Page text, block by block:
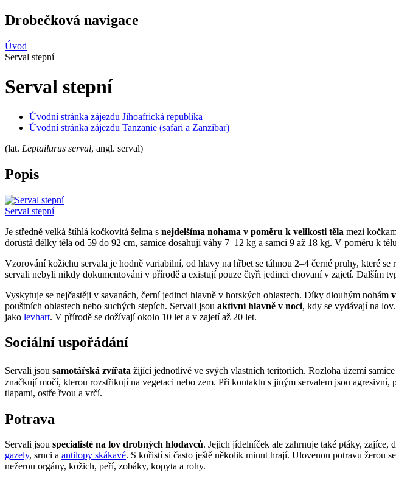
Drobečková navigace
Úvod
Serval stepní
Serval stepní
Úvodní stránka zájezdu Jihoafrická republika
Úvodní stránka zájezdu Tanzanie (safari a Zanzibar)
(lat. Leptailurus serval, angl. serval)
Popis
Serval stepní
Je středně velká štíhlá kočkovitá šelma s nejdelšíma nohama v poměru k velikosti těla mezi
dorůstá délky těla od 59 do 92 cm, samice dosahují váhy 7–12 kg a samci 9 až 18 kg. V poměru k
Vzorování kožichu servala je hodně variabilní, od hlavy na hřbet se táhnou 2–4 černé pruhy, které
servali nebyli nikdy dokumentováni v přírodě a existují pouze čtyři jedinci chovaní v zajetí. Dalším
Vyskytuje se nejčastěji v savanách, černí jedinci hlavně v horských oblastech. Díky dlouhým nohám
pouštních oblastech nebo suchých stepích. Servali jsou aktivní hlavně v noci, kdy se vydávají na
jako levhart. V přírodě se dožívají okolo 10 let a v zajetí až 20 let.
Sociální uspořádání
Servali jsou samotářská zvířata žijící jednotlivě ve svých vlastních teritoriích. Rozloha území
značkují močí, kterou rozstřikují na vegetaci nebo zem. Při kontaktu s jiným servalem jsou
tlapami, ostře řvou a vrčí.
Potrava
Servali jsou specialisté na lov drobných hlodavců. Jejich jídelníček ale zahrnuje také ptáky,
gazely, srnci a antilopy skákavé. S kořistí si často ještě několik minut hrají. Ulovenou potravu žerou
nežerou orgány, kožich, peří, zobáky, kopyta a rohy.